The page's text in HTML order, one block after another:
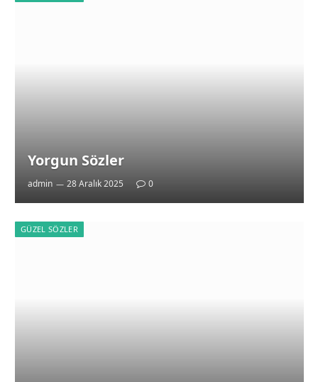
Yorgun Sözler
admin 28 Aralık 2025 0
GÜZEL SÖZLER